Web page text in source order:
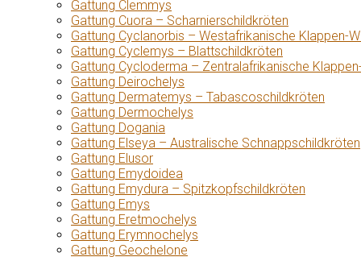
Gattung Clemmys
Gattung Cuora – Scharnierschildkröten
Gattung Cyclanorbis – Westafrikanische Klappen-
Gattung Cyclemys – Blattschildkröten
Gattung Cycloderma – Zentralafrikanische
Gattung Deirochelys
Gattung Dermatemys – Tabascoschildkröten
Gattung Dermochelys
Gattung Dogania
Gattung Elseya – Australische Schnappschildkröten
Gattung Elusor
Gattung Emydoidea
Gattung Emydura – Spitzkopfschildkröten
Gattung Emys
Gattung Eretmochelys
Gattung Erymnochelys
Gattung Geochelone